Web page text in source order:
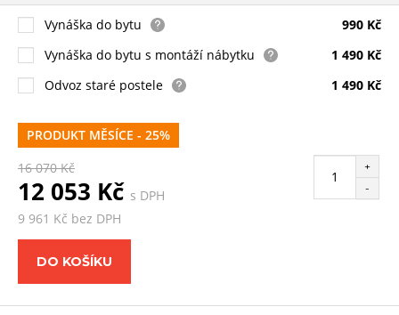
Vynáška do bytu
990 Kč
Vynáška do bytu s montáží nábytku
1 490 Kč
Odvoz staré postele
1 490 Kč
PRODUKT MĚSÍCE - 25%
16 070 Kč
12 053 Kč s DPH
9 961 Kč bez DPH
+
-
DO KOŠÍKU